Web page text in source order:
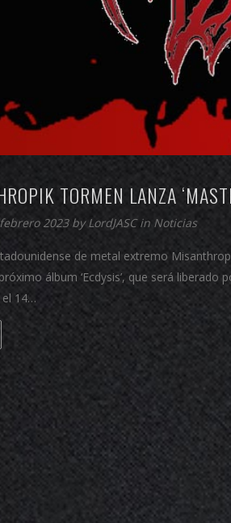
TORMEN LANZA
2023 byLordJASCin Noticias
de metal extremo
álbum ‘Ecdysis’, que será
el 14…